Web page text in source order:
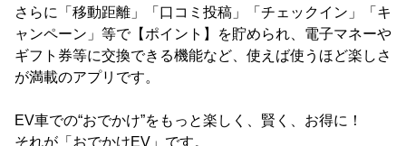
さらに「移動距離」「口コミ投稿」「チェックイン」「キ
ャンペーン」等で【ポイント】を貯められ、電子マネーや
ギフト券等に交換できる機能など、使えば使うほど楽しさ
が満載のアプリです。
EV車での“おでかけ”をもっと楽しく、賢く、お得に！
それが「おでかけEV」です。